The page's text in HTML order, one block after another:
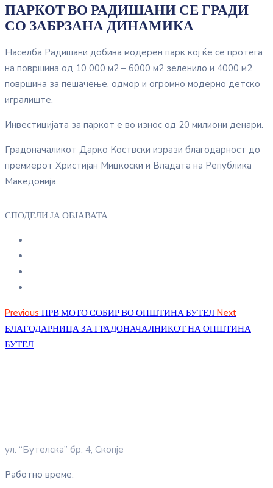
ПАРКОТ ВО РАДИШАНИ СЕ ГРАДИ
СО ЗАБРЗАНА ДИНАМИКА
Населба Радишани добива модерен парк кој ќе се протега
на површина од 10 000 м2 – 6000 м2 зеленило и 4000 м2
површина за пешачење, одмор и огромно модерно детско
игралиште.
Инвестицијата за паркот е во износ од 20 милиони денари.
Градоначаликот Дарко Коствски изрази благодарност до
премиерот Христијан Мицкоски и Владата на Република
Македонија.
СПОДЕЛИ ЈА ОБЈАВАТА
Previous ПРВ МОТО СОБИР ВО ОПШТИНА БУТЕЛ Next
БЛАГОДАРНИЦА ЗА ГРАДОНАЧАЛНИКОТ НА ОПШТИНА
БУТЕЛ
ул. “Бутелска” бр. 4, Скопје
Работно време: